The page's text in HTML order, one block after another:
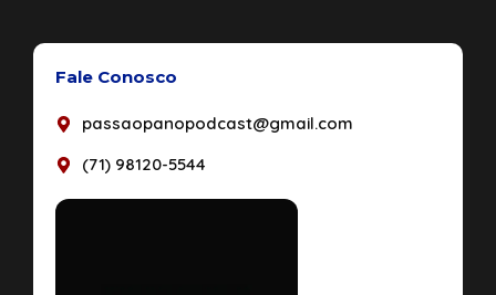
Fale Conosco
passaopanopodcast@gmail.com
(71) 98120-5544